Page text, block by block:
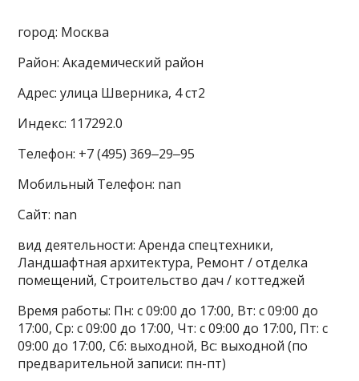
город: Москва
Район: Академический район
Адрес: улица Шверника, 4 ст2
Индекс: 117292.0
Телефон: +7 (495) 369‒29‒95
Мобильный Телефон: nan
Сайт: nan
вид деятельности: Аренда спецтехники,
Ландшафтная архитектура, Ремонт / отделка
помещений, Строительство дач / коттеджей
Время работы: Пн: с 09:00 до 17:00, Вт: с 09:00 до
17:00, Ср: с 09:00 до 17:00, Чт: с 09:00 до 17:00, Пт: с
09:00 до 17:00, Сб: выходной, Вс: выходной (по
предварительной записи: пн-пт)